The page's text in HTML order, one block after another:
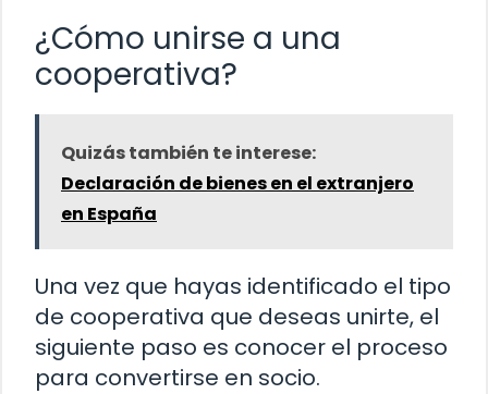
¿Cómo unirse a una
cooperativa?
Quizás también te interese:
Declaración de bienes en el extranjero
en España
Una vez que hayas identificado el tipo
de cooperativa que deseas unirte, el
siguiente paso es conocer el proceso
para convertirse en socio.